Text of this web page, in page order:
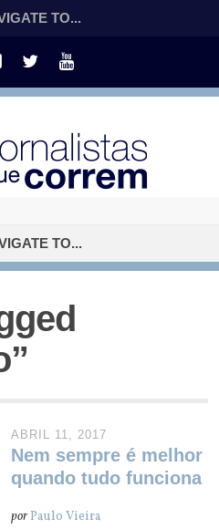
TO...
TO...
ABRIL 11, 2017
Nem sempre é melhor
quando tudo funciona
porPaulo Vieira